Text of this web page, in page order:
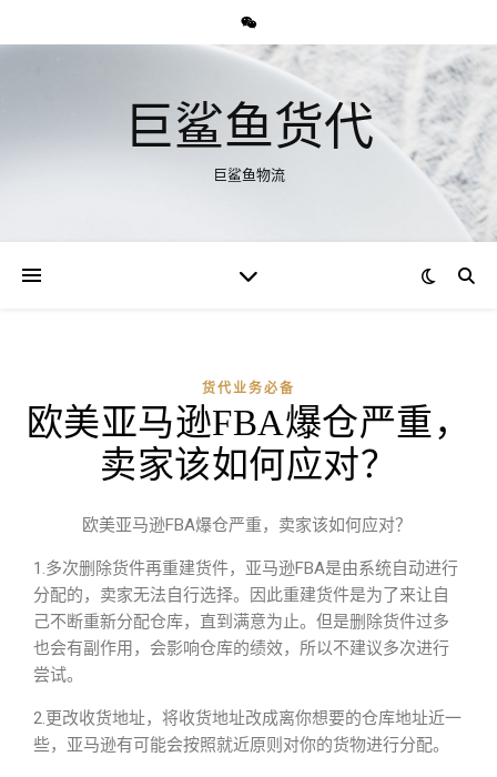
巨鲨鱼货代
巨鲨鱼物流
货代业务必备
欧美亚马逊FBA爆仓严重，
卖家该如何应对？
欧美亚马逊FBA爆仓严重，卖家该如何应对？
1.多次删除货件再重建货件，亚马逊FBA是由系统自动进行
分配的，卖家无法自行选择。因此重建货件是为了来让自
己不断重新分配仓库，直到满意为止。但是删除货件过多
也会有副作用，会影响仓库的绩效，所以不建议多次进行
尝试。
2.更改收货地址，将收货地址改成离你想要的仓库地址近一
些，亚马逊有可能会按照就近原则对你的货物进行分配。